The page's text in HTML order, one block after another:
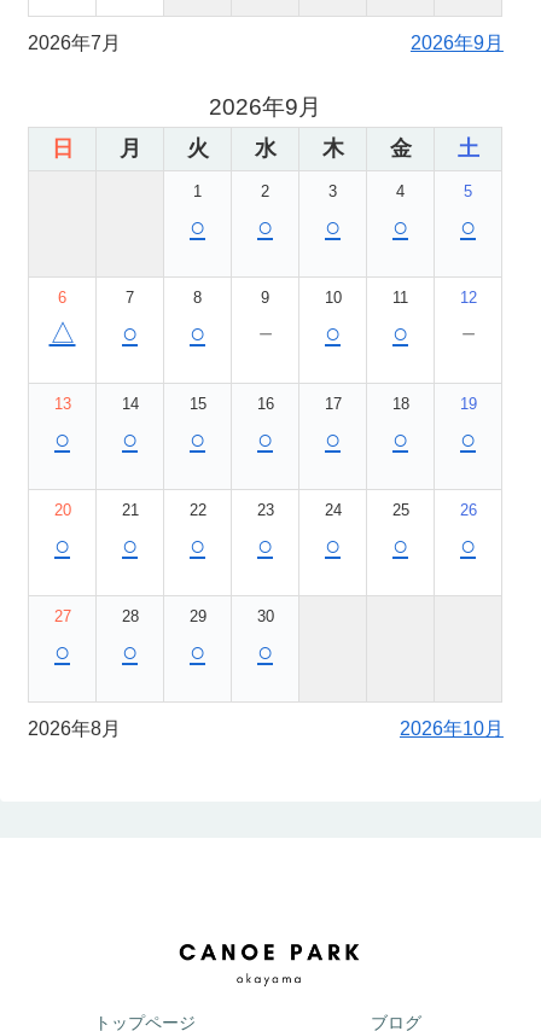
2026年7月 2026年9月
2026年9月
日 月 火 水 木 金 土
1
○
2
○
3
○
4
○
5
○
6
△
7
○
8
○
9
－
10
○
11
○
12
－
13
○
14
○
15
○
16
○
17
○
18
○
19
○
20
○
21
○
22
○
23
○
24
○
25
○
26
○
27
○
28
○
29
○
30
○
2026年8月 2026年10月
トップページ ブログ